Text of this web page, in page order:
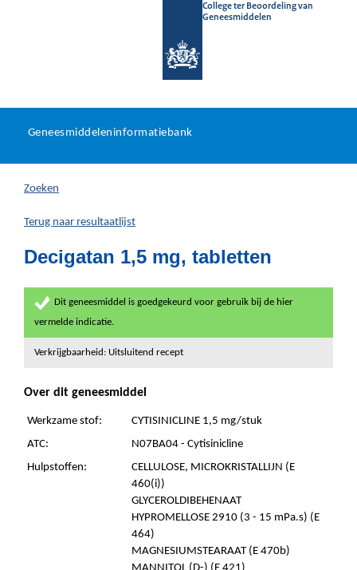
College ter Beoordeling van
Geneesmiddelen
U
hier:
Geneesmiddeleninformatiebank
Zoeken
Terug naar resultaatlijst
Decigatan 1,5 mg, tabletten
Dit geneesmiddel is goedgekeurd voor gebruik bij de hier
vermelde indicatie.
Verkrijgbaarheid: Uitsluitend recept
Over dit geneesmiddel
Werkzame stof:
CYTISINICLINE 1,5 mg/stuk
ATC:
N07BA04 - Cytisinicline
Hulpstoffen:
CELLULOSE, MICROKRISTALLIJN (E
460(i))
GLYCEROLDIBEHENAAT
HYPROMELLOSE 2910 (3 - 15 mPa.s) (E
464)
MAGNESIUMSTEARAAT (E 470b)